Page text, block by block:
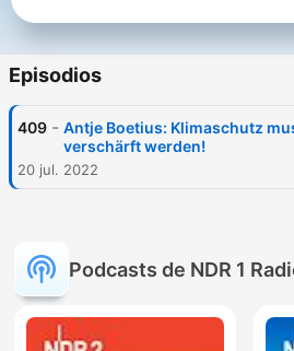
Episodios
409 - Antje Boetius: Klimaschutz
verschärft werden!
20 jul. 2022
Podcasts de NDR 1